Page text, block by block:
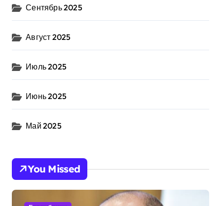
Сентябрь 2025
Август 2025
Июль 2025
Июнь 2025
Май 2025
You Missed